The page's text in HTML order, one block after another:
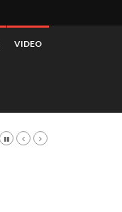
VIDEO